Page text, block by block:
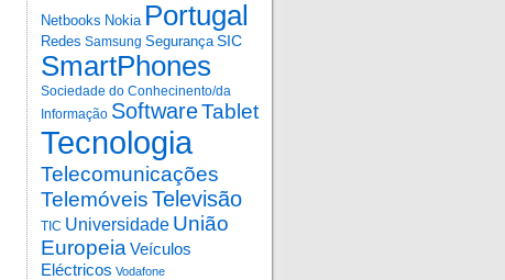
Netbooks Nokia Portugal
Redes Samsung Segurança SIC
SmartPhones
Sociedade do Conhecinento/da
Informação SoftwareTablet
Tecnologia
Telecomunicações
TelemóveisTelevisão
TIC Universidade União
Europeia Veículos
Eléctricos Vodafone